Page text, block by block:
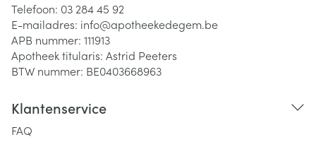
Telefoon: 03 284 45 92
E-mailadres: info@apotheekedegem.be
APB nummer: 111913
Apotheek titularis: Astrid Peeters
BTW nummer: BE0403668963
Klantenservice
FAQ